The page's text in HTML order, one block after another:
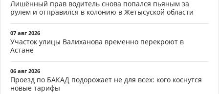
Лишённый прав водитель снова попался пьяным за
рулём и отправился в колонию в Жетысуской области
07 авг 2026
Участок улицы Валиханова временно перекроют в
Астане
06 авг 2026
Проезд по БАКАД подорожает не для всех: кого коснутся
новые тарифы